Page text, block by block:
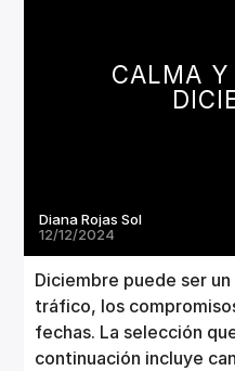
Invencible
CALMA
Diana Rojas Sol
12/12/2024
Diciembre puede ser
tráfico, los
fechas. La selección
continuación incluye